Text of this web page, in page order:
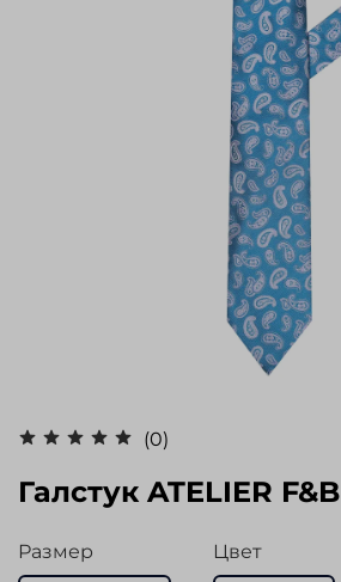
(0)
Галстук ATELIER F&B
Размер Цвет